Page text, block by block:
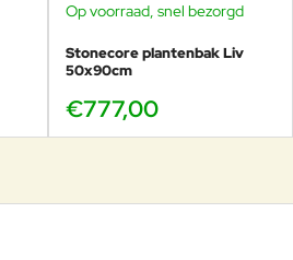
Op voorraad, snel bezorgd
Stonecore plantenbak Liv
50x90cm
€777,00